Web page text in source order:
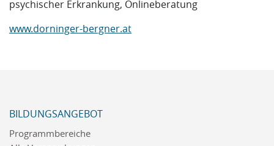
psychischer Erkrankung, Onlineberatung
www.dorninger-bergner.at
BILDUNGSANGEBOT
Programmbereiche